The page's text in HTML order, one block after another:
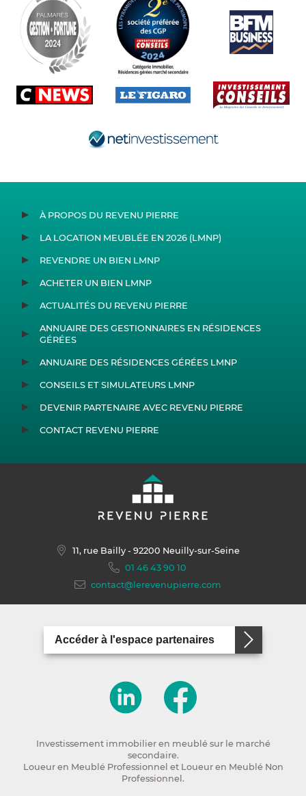
À PROPOS DU REVENU PIERRE
LA LOCATION MEUBLÉE EN 2026 (LMNP)
REVENDRE UN BIEN LMNP
ACHETER UN BIEN LMNP
ACTUALITÉS DU REVENU PIERRE
ANNUAIRE DES GESTIONNAIRES EN RÉSIDENCES
GÉRÉES
ANNUAIRE DES RÉSIDENCES GÉRÉES LMNP
CONSEILS ET SIMULATEURS LMNP
DEVENIR PARTENAIRE AVEC REVENU PIERRE
CONTACT REVENU PIERRE
11, rue Bailly- 92200 Neuilly-sur-Seine
01 46 43 90 10
contact@lerevenupierre.com
Accéder à l'espace partenaires
Investissement immobilier en meublé sur le marché
secondaire.
Loueur en Meublé Professionnel et Loueur en Meublé Non
Professionnel.